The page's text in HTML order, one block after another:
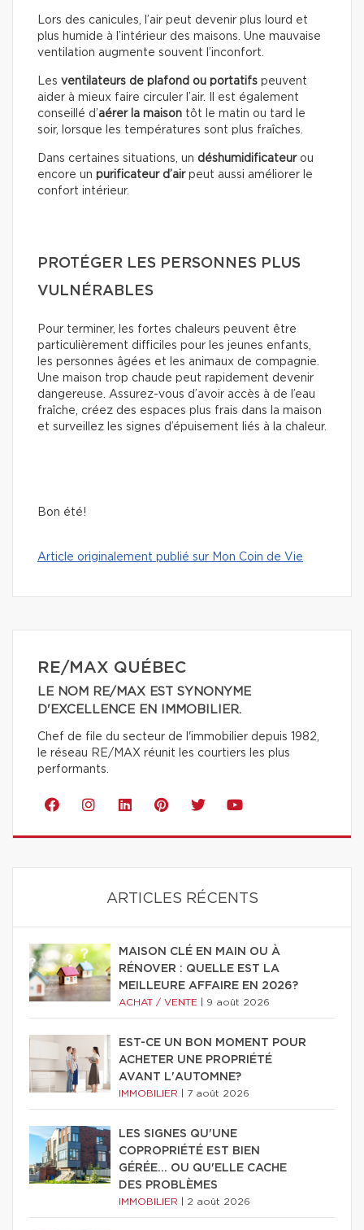
Lors des canicules, l’air peut devenir plus lourd et
plus humide à l’intérieur des maisons. Une mauvaise
ventilation augmente souvent l’inconfort.
Les ventilateurs de plafond ou portatifs peuvent
aider à mieux faire circuler l’air. Il est également
conseillé d’aérer la maison tôt le matin ou tard le
soir, lorsque les températures sont plus fraîches.
Dans certaines situations, un déshumidificateurou
encore un purificateur d’airpeut aussi améliorer le
confort intérieur.
PROTÉGER LES PERSONNES PLUS
VULNÉRABLES
Pour terminer, les fortes chaleurs peuvent être
particulièrement difficiles pour les jeunes enfants,
les personnes âgées et les animaux de compagnie.
Une maison trop chaude peut rapidement devenir
dangereuse. Assurez-vous d’avoir accès à de l’eau
fraîche, créez des espaces plus frais dans la maison
et surveillez les signes d’épuisement liés à la chaleur.
Bon été!
Article originalement publié sur Mon Coin de Vie
RE/MAX QUÉBEC
LE NOM RE/MAX EST SYNONYME
D'EXCELLENCE EN IMMOBILIER.
Chef de file du secteur de l'immobilier depuis 1982,
le réseau RE/MAX réunit les courtiers les plus
performants.
ARTICLES RÉCENTS
MAISON CLÉ EN MAIN OU À
RÉNOVER : QUELLE EST LA
MEILLEURE AFFAIRE EN 2026?
ACHAT / VENTE 9 août 2026
EST-CE UN BON MOMENT POUR
ACHETER UNE PROPRIÉTÉ
AVANT L'AUTOMNE?
IMMOBILIER 7 août 2026
LES SIGNES QU'UNE
COPROPRIÉTÉ EST BIEN
GÉRÉE… OU QU'ELLE CACHE
DES PROBLÈMES
IMMOBILIER 2 août 2026